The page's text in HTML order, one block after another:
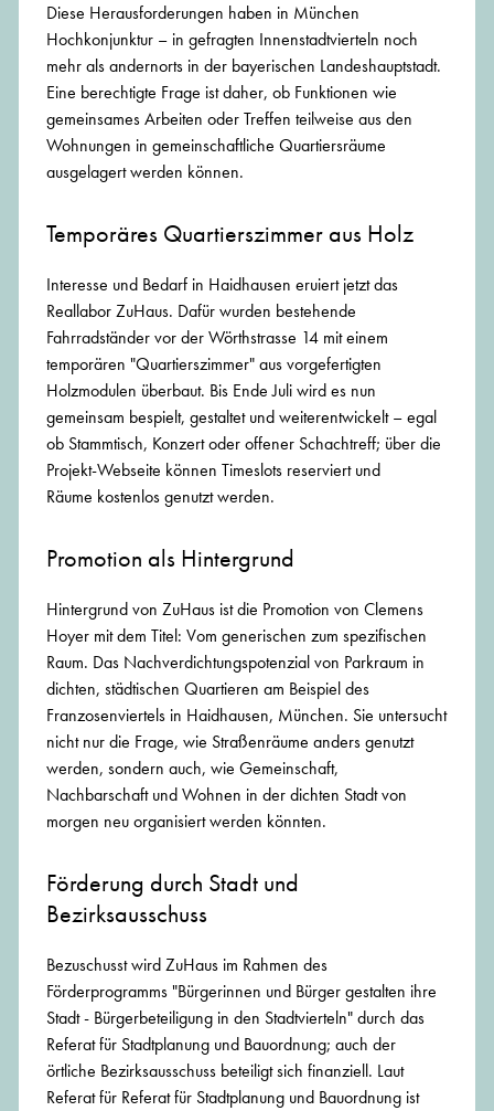
Diese Herausforderungen haben in München
Hochkonjunktur – in gefragten Innenstadtvierteln noch
mehr als andernorts in der bayerischen Landeshauptstadt.
Eine berechtigte Frage ist daher, ob Funktionen wie
gemeinsames Arbeiten oder Treffen teilweise aus den
Wohnungen in gemeinschaftliche Quartiersräume
ausgelagert werden können.
Temporäres Quartierszimmer aus Holz
Interesse und Bedarf in Haidhausen eruiert jetzt das
Reallabor ZuHaus. Dafür wurden bestehende
Fahrradständer vor der Wörthstrasse 14 mit einem
temporären "Quartierszimmer" aus vorgefertigten
Holzmodulen überbaut. Bis Ende Juli wird es nun
gemeinsam bespielt, gestaltet und weiterentwickelt – egal
ob Stammtisch, Konzert oder offener Schachtreff; über die
Projekt-Webseite können Timeslots reserviert und
Räume kostenlos genutzt werden.
Promotion als Hintergrund
Hintergrund von ZuHaus ist die Promotion von Clemens
Hoyer mit dem Titel: Vom generischen zum spezifischen
Raum. Das Nachverdichtungspotenzial von Parkraum in
dichten, städtischen Quartieren am Beispiel des
Franzosenviertels in Haidhausen, München. Sie untersucht
nicht nur die Frage, wie Straßenräume anders genutzt
werden, sondern auch, wie Gemeinschaft,
Nachbarschaft und Wohnen in der dichten Stadt von
morgen neu organisiert werden könnten.
Förderung durch Stadt und
Bezirksausschuss
Bezuschusst wird ZuHaus im Rahmen des
Förderprogramms "Bürgerinnen und Bürger gestalten ihre
Stadt - Bürgerbeteiligung in den Stadtvierteln" durch das
Referat für Stadtplanung und Bauordnung; auch der
örtliche Bezirksausschuss beteiligt sich finanziell. Laut
Referat für Referat für Stadtplanung und Bauordnung ist